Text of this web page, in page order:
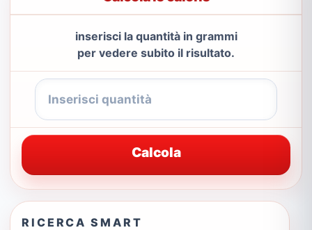
inserisci la quantità in grammi
per vedere subito il risultato.
Calcola
RICERCA SMART